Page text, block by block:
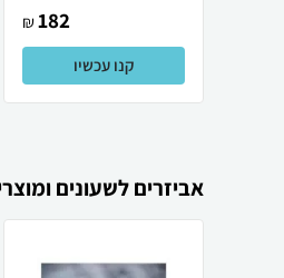
182
₪
קנו עכשיו
אביזרים לשעונים